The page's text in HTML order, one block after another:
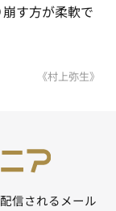
す方が柔軟で
《村上弥生》
信されるメール